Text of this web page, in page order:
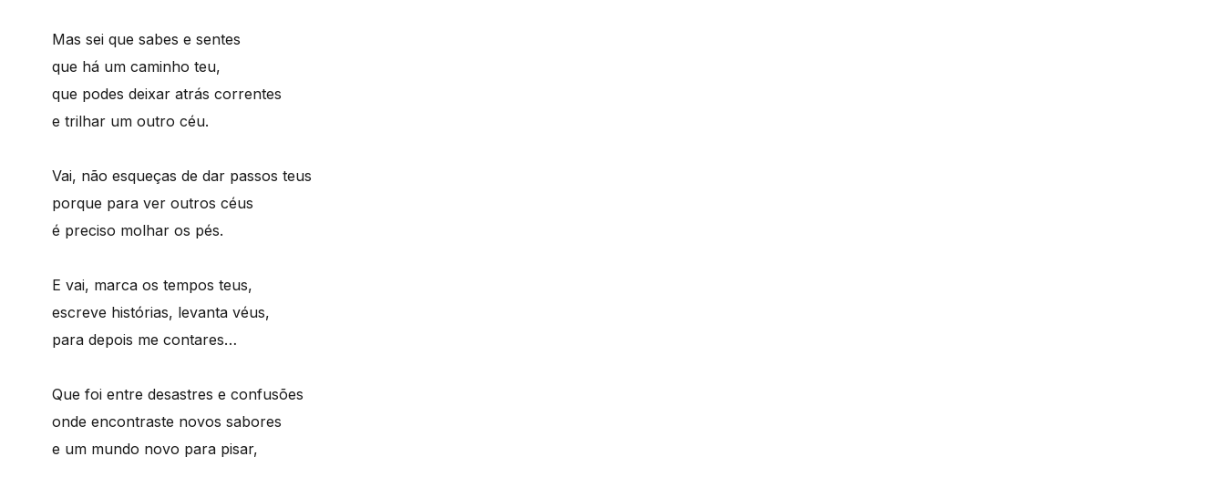
Mas sei que sabes e sentes
que há um caminho teu,
que podes deixar atrás correntes
e trilhar um outro céu.
Vai, não esqueças de dar passos teus
porque para ver outros céus
é preciso molhar os pés.
E vai, marca os tempos teus,
escreve histórias, levanta véus,
para depois me contares…
Que foi entre desastres e confusões
onde encontraste novos sabores
e um mundo novo para pisar,